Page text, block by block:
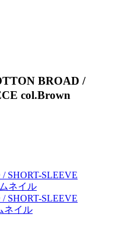
BROAD /
col.Brown